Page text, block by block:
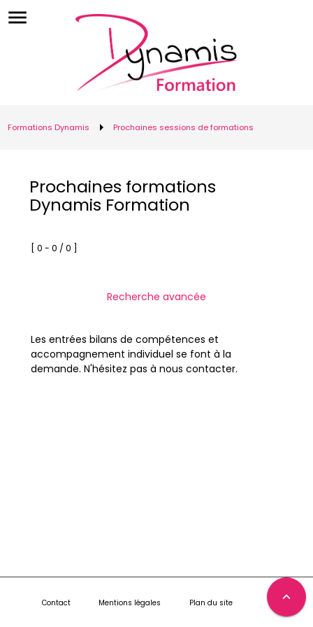
menu
Formations Dynamis arrow_right Prochaines sessions de formations
Prochaines formations
Dynamis Formation
[ 0 - 0 / 0 ]
Recherche avancée
Les entrées bilans de compétences et
accompagnement individuel se font à la
demande. N'hésitez pas à nous contacter.
expand_less
Contact Mentions légales Plan du site